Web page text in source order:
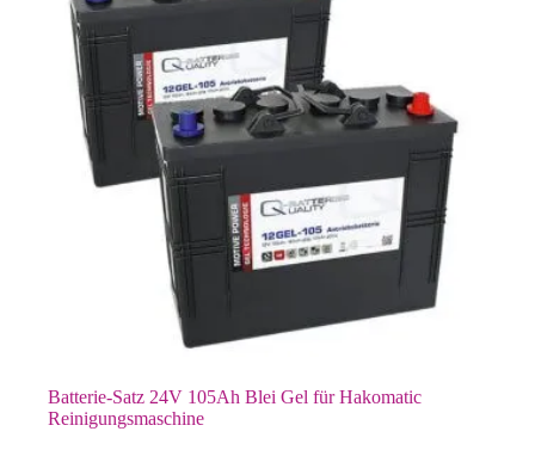
Batterie-Satz 24V 105Ah Blei Gel für Hakomatic
Reinigungsmaschine